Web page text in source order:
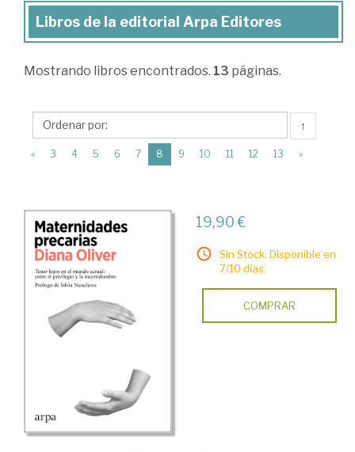
Libros
la
Arpa
Editores
Libros de la editorial Arpa Editores
Mostrando libros encontrados. 13 páginas.
↑
« 3 4 5 6 7 8 (current)
9 10 11 12 13 »
19,90 €
Sin Stock. Disponible en
7/10 días.
COMPRAR